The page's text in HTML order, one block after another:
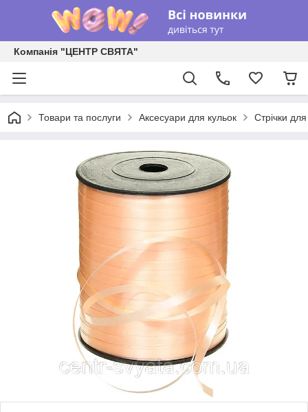
Компанія "ЦЕНТР СВЯТА"
Товари та послуги Аксесуари для кульок Стрічки